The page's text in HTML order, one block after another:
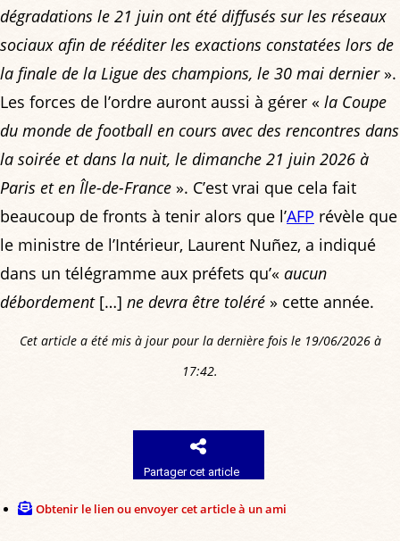
dégradations le 21 juin ont été diffusés sur les réseaux
sociaux afin de rééditer les exactions constatées lors de
la finale de la Ligue des champions, le 30 mai dernier».
Les forces de l’ordre auront aussi à gérer « la Coupe
du monde de football en cours avec des rencontres dans
la soirée et dans la nuit, le dimanche 21 juin 2026 à
Paris et en Île-de-France ». C’est vrai que cela fait
beaucoup de fronts à tenir alors que l’AFP révèle que
le ministre de l’Intérieur, Laurent Nuñez, a indiqué
dans un télégramme aux préfets qu’« aucun
débordement[…] ne devra être toléré » cette année.
Cet article a été mis à jour pour la dernière fois le 19/06/2026 à
17:42.
Partager cet article
Obtenir le lien ou envoyer cet article à un ami